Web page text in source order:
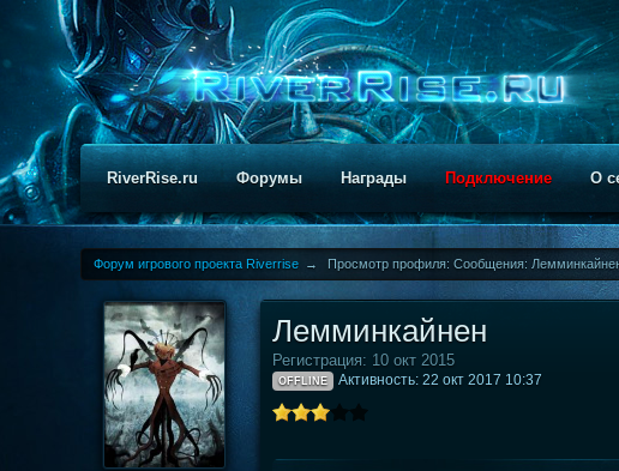
RiverRise.ru Форумы Награды Подключение О
Форум игрового проекта Riverrise → Просмотр профиля: Сообщения:
Лемминкайнен
Регистрация: 10 окт 2015
OFFLINE Активность: 22 окт 2017 10:37